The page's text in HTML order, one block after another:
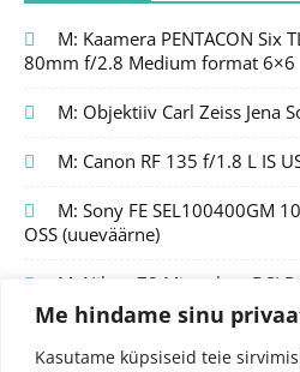
Me hindame sinu
Kasutame küpsiseid teie
M: Kaamera PENTACON Six
80mm f/2.8 Medium format 6×6
M: Objektiiv Carl Zeiss Jena
M: Canon RF 135 f/1.8 L IS
M: Sony FE SEL100400GM
OSS (uueväärne)
M: Nikon Z8 Mirrorless DSLR